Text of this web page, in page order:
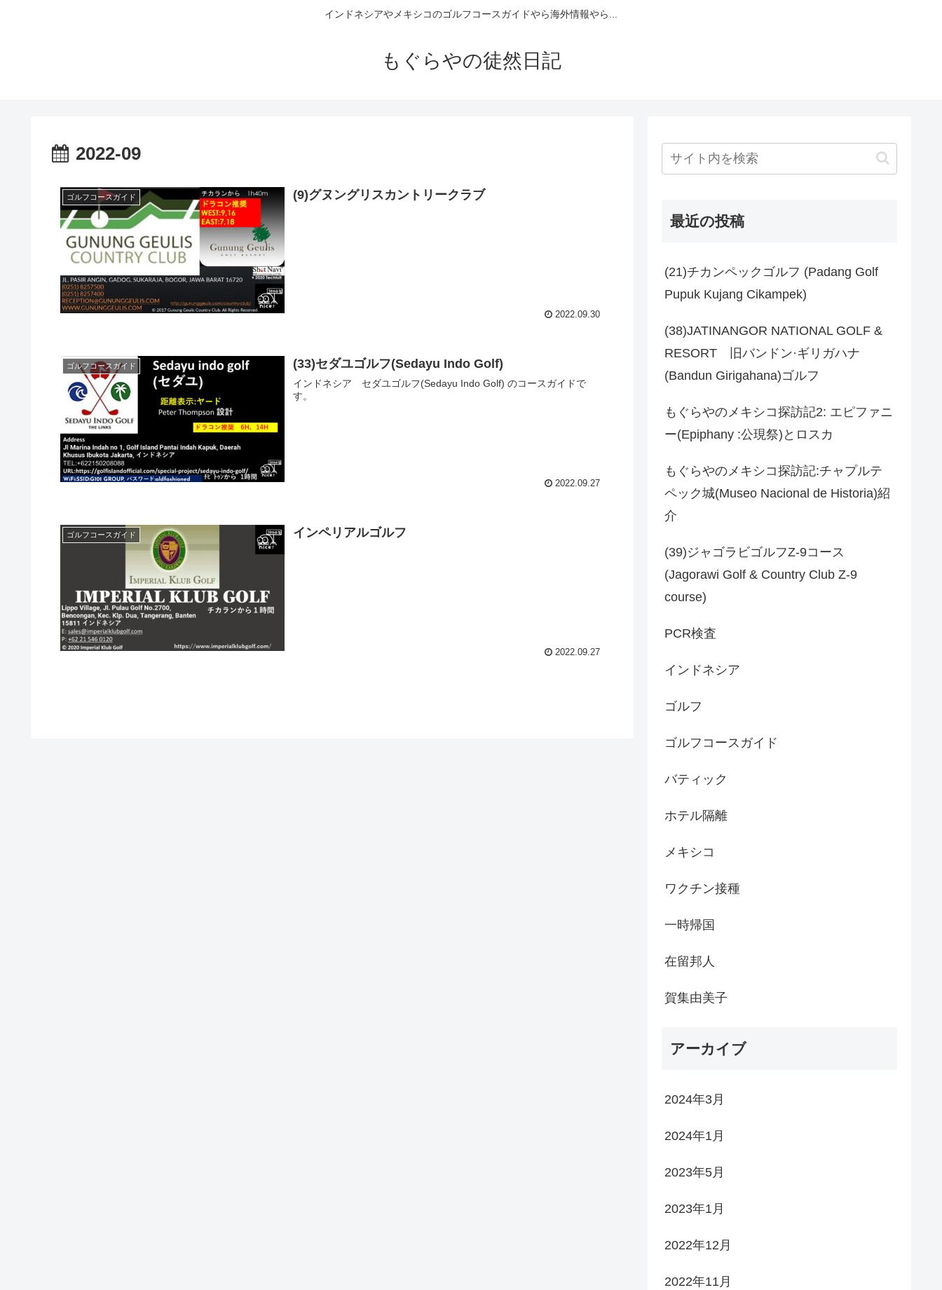
インドネシアやメキシコのゴルフコースガイドやら海外情報やら...
もぐらやの徒然日記
2022-09
ゴルフコースガイド (9)グヌングリスカントリークラブ
2022.09.30
ゴルフコースガイド (33)セダユゴルフ(Sedayu Indo Golf)
インドネシア セダユゴルフ(Sedayu Indo Golf) のコースガイドで
す。
2022.09.27
ゴルフコースガイド インペリアルゴルフ
2022.09.27
最近の投稿
(21)チカンペックゴルフ (Padang Golf
Pupuk Kujang Cikampek)
(38)JATINANGOR NATIONAL GOLF &
RESORT 旧バンドン·ギリガハナ
(Bandun Girigahana)ゴルフ
もぐらやのメキシコ探訪記2: エピファニ
ー(Epiphany :公現祭)とロスカ
もぐらやのメキシコ探訪記:チャプルテ
ペック城(Museo Nacional de Historia)紹
介
(39)ジャゴラビゴルフZ-9コース
(Jagorawi Golf & Country Club Z-9
course)
PCR検査
インドネシア
ゴルフ
ゴルフコースガイド
バティック
ホテル隔離
メキシコ
ワクチン接種
一時帰国
在留邦人
賀集由美子
アーカイブ
2024年3月
2024年1月
2023年5月
2023年1月
2022年12月
2022年11月